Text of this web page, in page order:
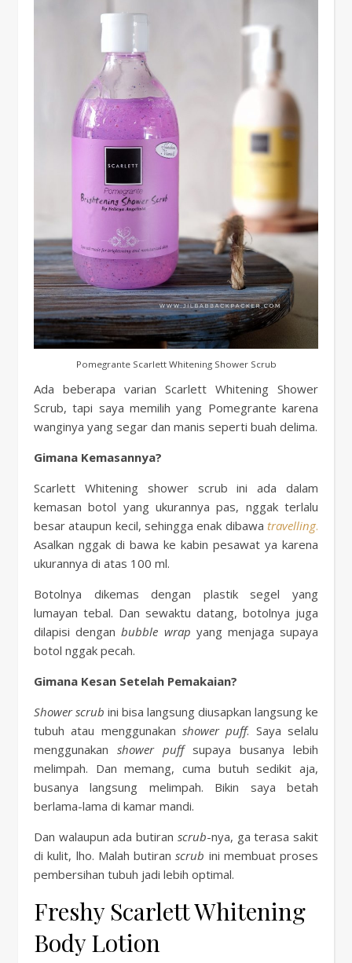
Pomegrante Scarlett Whitening Shower Scrub
Ada beberapa varian Scarlett Whitening Shower
Scrub, tapi saya memilih yang Pomegrante karena
wanginya yang segar dan manis seperti buah delima.
Gimana Kemasannya?
Scarlett Whitening shower scrub ini ada dalam
kemasan botol yang ukurannya pas, nggak terlalu
besar ataupun kecil, sehingga enak dibawa travelling.
Asalkan nggak di bawa ke kabin pesawat ya karena
ukurannya di atas 100 ml.
Botolnya dikemas dengan plastik segel yang
lumayan tebal. Dan sewaktu datang, botolnya juga
dilapisi dengan bubble wrap yang menjaga supaya
botol nggak pecah.
Gimana Kesan Setelah Pemakaian?
Shower scrub ini bisa langsung diusapkan langsung ke
tubuh atau menggunakan shower puff. Saya selalu
menggunakan shower puffsupaya busanya lebih
melimpah. Dan memang, cuma butuh sedikit aja,
busanya langsung melimpah. Bikin saya betah
berlama-lama di kamar mandi.
Dan walaupun ada butiran scrub-nya, ga terasa sakit
di kulit, lho. Malah butiranscrub ini membuat proses
pembersihan tubuh jadi lebih optimal.
Freshy Scarlett Whitening
Body Lotion